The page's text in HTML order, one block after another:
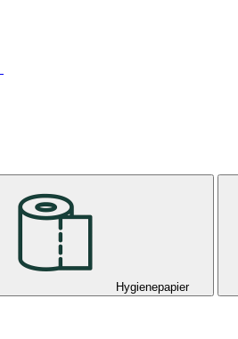
Hygienepapier